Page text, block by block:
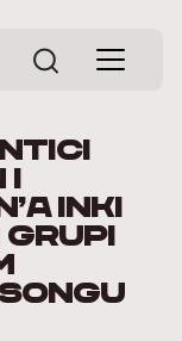
i
Inki
grupi